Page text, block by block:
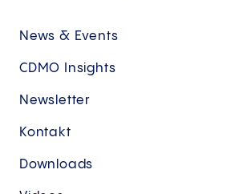
News & Events
CDMO Insights
Newsletter
Kontakt
Downloads